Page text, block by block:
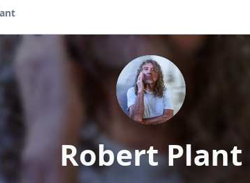
Robert Plant